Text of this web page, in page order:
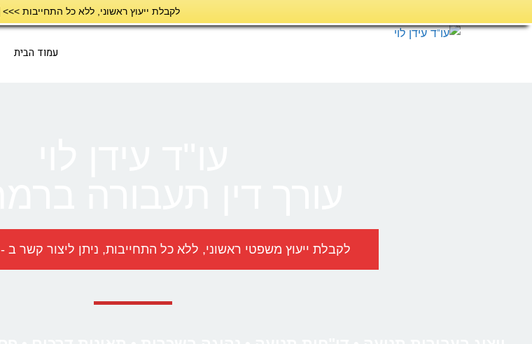
לקבלת ייעוץ ראשוני, ללא כל התחייבות >>>
לתוכן
עמוד הבית
לקבלת ייעוץ משפטי ראשוני, ללא כל התחייבות, ניתן ליצור קשר ב - 072-3264198